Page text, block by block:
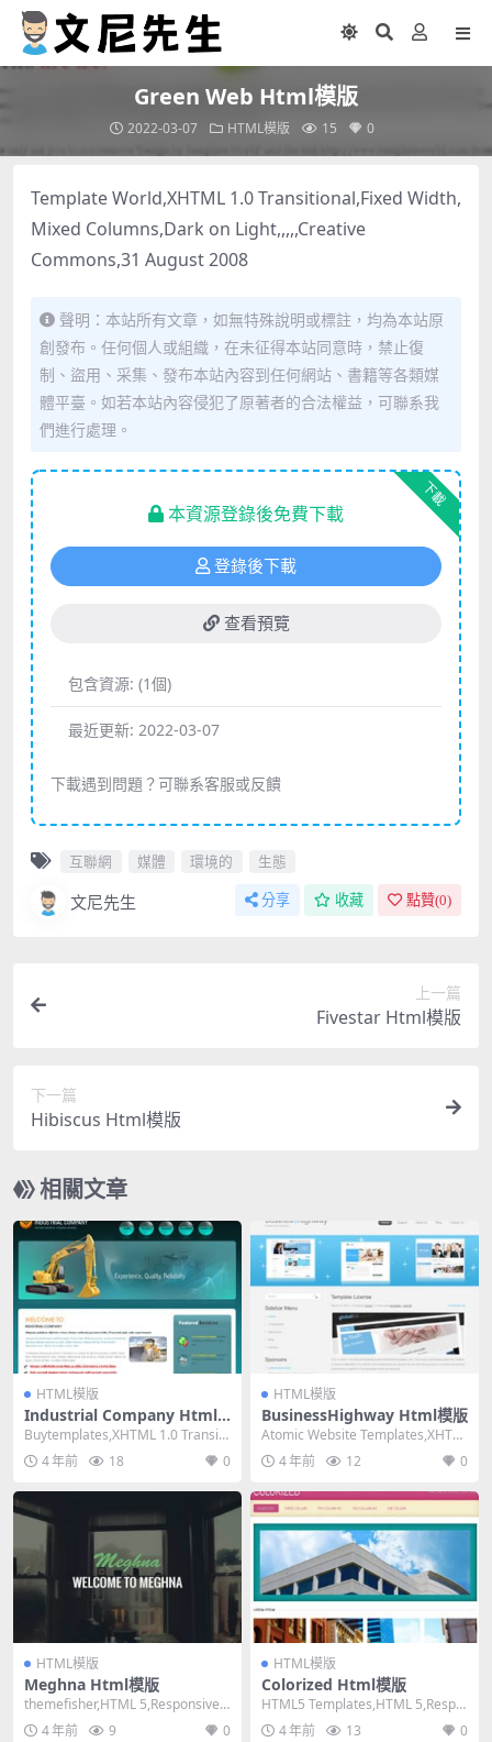
Green Web Html模版
2022-03-07 HTML模版 15 0
Template World,XHTML 1.0 Transitional,Fixed Width,
Mixed Columns,Dark on Light,,,,,Creative
Commons,31 August 2008
聲明：本站所有文章，如無特殊說明或標註，均為本站原
創發布。任何個人或組織，在未征得本站同意時，禁止復
制、盜用、采集、發布本站內容到任何網站、書籍等各類媒
體平臺。如若本站內容侵犯了原著者的合法權益，可聯系我
們進行處理。
下載
本資源登錄後免費下載
登錄後下載
查看預覽
包含資源: (1個)
最近更新: 2022-03-07
下載遇到問題？可聯系客服或反饋
互聯網 媒體 環境的 生態
文尼先生 分享 收藏 點贊(0)
上一篇
Fivestar Html模版
下一篇
Hibiscus Html模版
相關文章
HTML模版
Industrial Company Html
模版
Buytemplates,XHTML 1.0 Transiti
onal,Fixe...
4 年前 18 0
HTML模版
BusinessHighway Html模版
Atomic Website Templates,XHTM
L 1.0 Trans...
4 年前 12 0
HTML模版
Meghna Html模版
themefisher,HTML 5,Responsive,
5 Columns...
4 年前 9 0
HTML模版
Colorized Html模版
HTML5 Templates,HTML 5,Respo
nsive, Mixed...
4 年前 13 0